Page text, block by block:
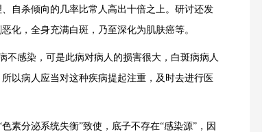
自杀倾向的几率比常人高出十倍之上。研讨还发
化，全身充满白斑，乃至深化为肌肤癌等。
不感染，可是此病对病人的损害很大，白斑病病人
以病人应当对这种疾病提起注重，及时去进行医
素分泌系统失衡”致使，底子不存在“感染源”，因